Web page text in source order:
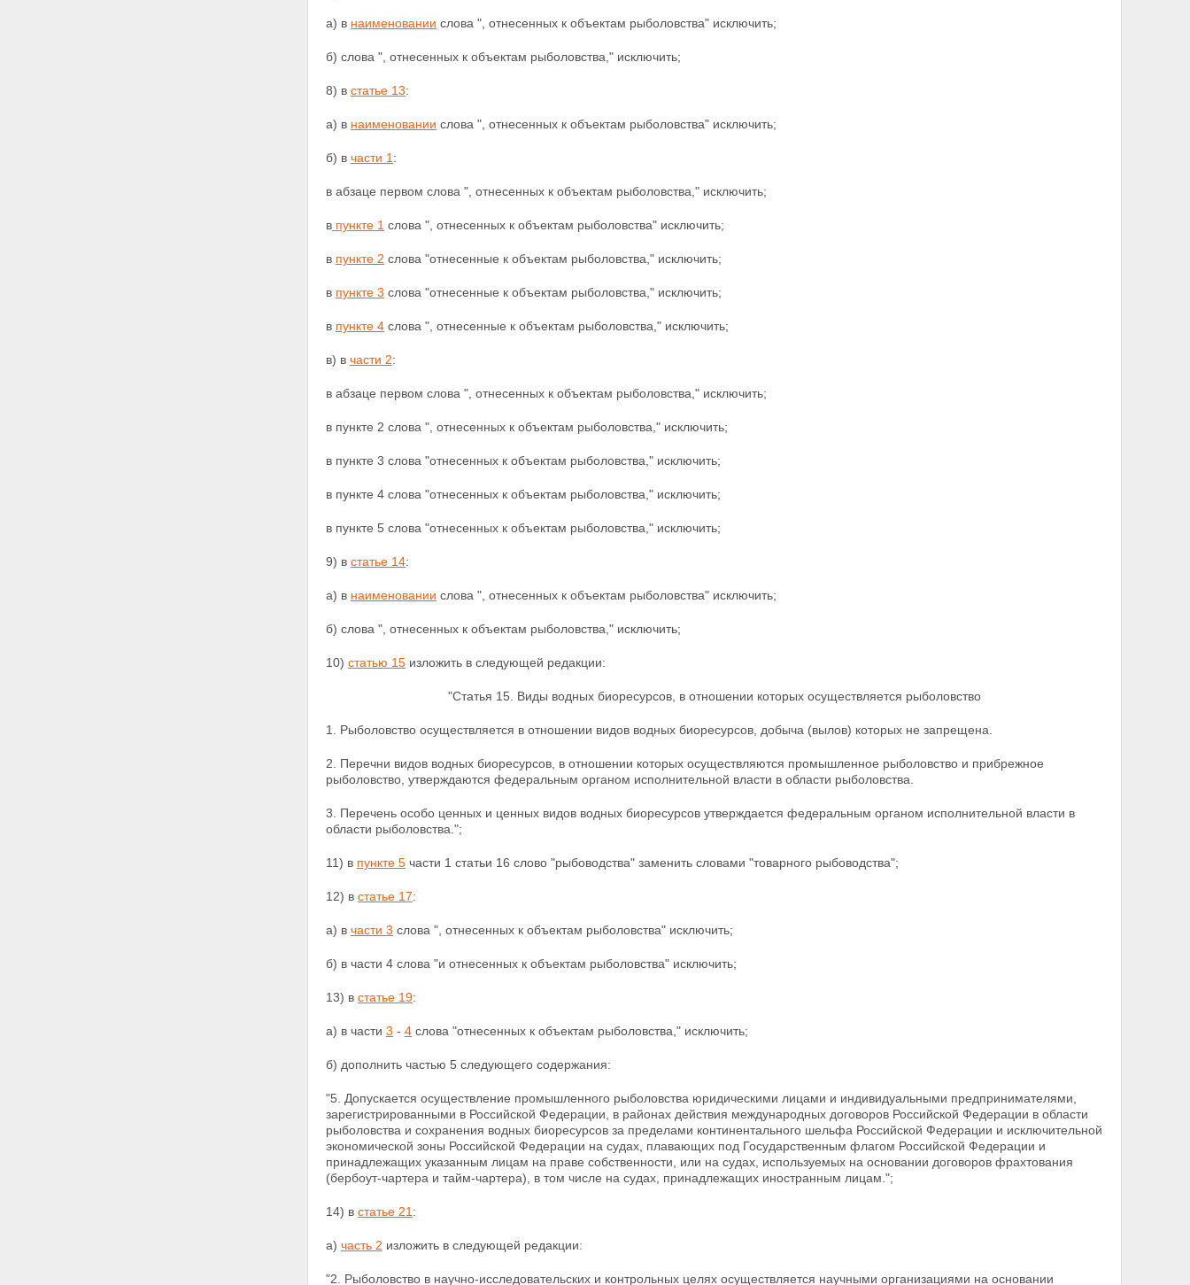
а) в наименовании слова ", отнесенных к объектам рыболовства" исключить;
б) слова ", отнесенных к объектам рыболовства," исключить;
8) в статье 13:
а) в наименовании слова ", отнесенных к объектам рыболовства" исключить;
б) в части 1 :
в абзаце первом слова ", отнесенных к объектам рыболовства," исключить;
в пункте 1 слова ", отнесенных к объектам рыболовства" исключить;
в пункте 2 слова "отнесенные к объектам рыболовства," исключить;
в пункте 3 слова "отнесенные к объектам рыболовства," исключить;
в пункте 4 слова ", отнесенные к объектам рыболовства," исключить;
в) в части 2:
в абзаце первом слова ", отнесенных к объектам рыболовства," исключить;
в пункте 2 слова ", отнесенных к объектам рыболовства," исключить;
в пункте 3 слова "отнесенных к объектам рыболовства," исключить;
в пункте 4 слова "отнесенных к объектам рыболовства," исключить;
в пункте 5 слова "отнесенных к объектам рыболовства," исключить;
9) в статье 14:
а) в наименовании слова ", отнесенных к объектам рыболовства" исключить;
б) слова ", отнесенных к объектам рыболовства," исключить;
10) статью 15 изложить в следующей редакции:
"Статья 15. Виды водных биоресурсов, в отношении которых осуществляется рыболовство
1. Рыболовство осуществляется в отношении видов водных биоресурсов, добыча (вылов) которых не запрещена.
2. Перечни видов водных биоресурсов, в отношении которых осуществляются промышленное рыболовство и прибрежное
рыболовство, утверждаются федеральным органом исполнительной власти в области рыболовства.
3. Перечень особо ценных и ценных видов водных биоресурсов утверждается федеральным органом исполнительной власти в
области рыболовства.";
11) в пункте 5 части 1 статьи 16 слово "рыбоводства" заменить словами "товарного рыбоводства";
12) в статье 17:
а) в части 3 слова ", отнесенных к объектам рыболовства" исключить;
б) в части 4 слова "и отнесенных к объектам рыболовства" исключить;
13) в статье 19:
а) в части 3 - 4 слова "отнесенных к объектам рыболовства," исключить;
б) дополнить частью 5 следующего содержания:
"5. Допускается осуществление промышленного рыболовства юридическими лицами и индивидуальными предпринимателями,
зарегистрированными в Российской Федерации, в районах действия международных договоров Российской Федерации в области
рыболовства и сохранения водных биоресурсов за пределами континентального шельфа Российской Федерации и исключительной
экономической зоны Российской Федерации на судах, плавающих под Государственным флагом Российской Федерации и
принадлежащих указанным лицам на праве собственности, или на судах, используемых на основании договоров фрахтования
(бербоут-чартера и тайм-чартера), в том числе на судах, принадлежащих иностранным лицам.";
14) в статье 21 :
а) часть 2 изложить в следующей редакции:
"2. Рыболовство в научно-исследовательских и контрольных целях осуществляется научными организациями на основании